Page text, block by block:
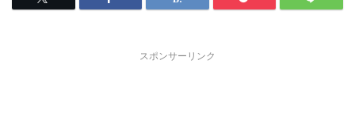
スポンサーリンク